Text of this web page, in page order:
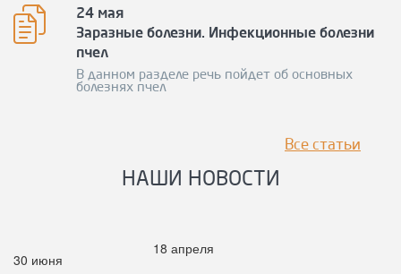
24 мая
Заразные болезни. Инфекционные болезни
пчел
В данном разделе речь пойдет об основных
болезнях пчел
Все статьи
НАШИ НОВОСТИ
30 июня
18 апреля